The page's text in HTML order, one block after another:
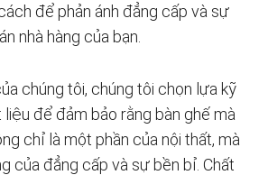
để phản ánh đẳng cấp và sự
nhà hàng của bạn.
chúng tôi, chúng tôi chọn lựa kỹ
để đảm bảo rằng bàn ghế mà
chỉ là một phần của nội thất, mà
của đẳng cấp và sự bền bỉ. Chất